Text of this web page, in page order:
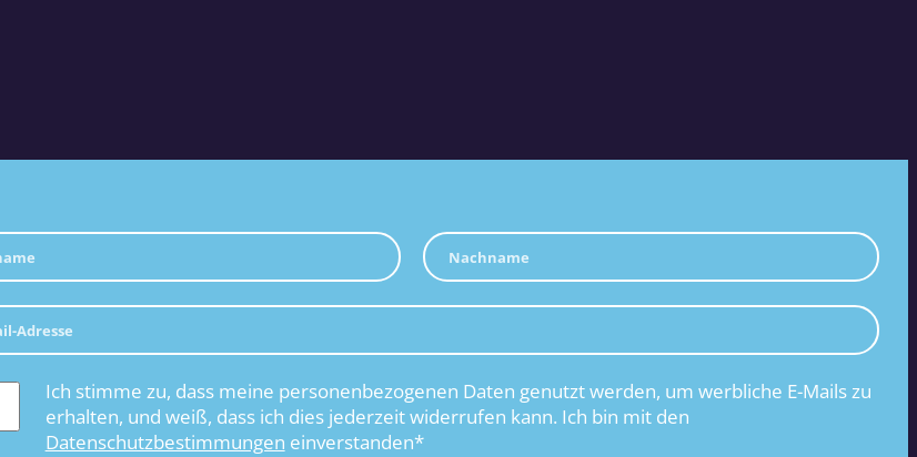
Ich stimme zu, dass meine personenbezogenen Daten genutzt werden, um werbliche E-Mails zu
erhalten, und weiß, dass ich dies jederzeit widerrufen kann. Ich bin mit den
Datenschutzbestimmungen einverstanden*